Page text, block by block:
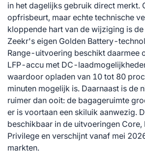
in het dagelijks gebruik direct merkt.
opfrisbeurt, maar echte technische
kloppende hart van de wijziging is
Zeekr's eigen Golden Battery-
Range-uitvoering beschikt daarmee
LFP-accu met DC-
waardoor opladen van 10 tot 80
minuten mogelijk is. Daarnaast is de
ruimer dan ooit: de bagageruimte
er is voortaan een skiluik aanwezig.
beschikbaar in de uitvoeringen Core,
Privilege en verschijnt vanaf mei
markten.